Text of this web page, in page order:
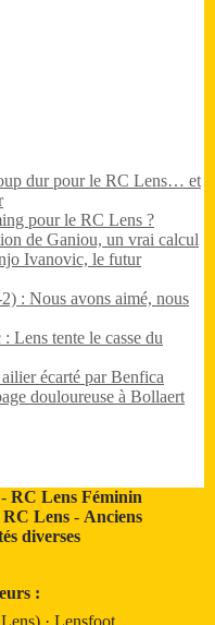
dur pour le RC Lens… et
pour le RC Lens ?
de Ganiou, un vrai calcul
Ivanovic, le futur
: Nous avons aimé, nous
Lens tente le casse du
écarté par Benfica
douloureuse à Bollaert
-RC Lens Féminin
Lens- Anciens
diverses
:
·Lensfoot